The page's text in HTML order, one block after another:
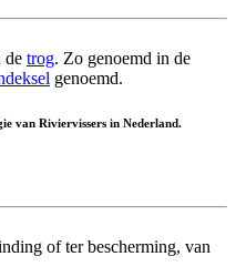
de trog. Zo genoemd in de
genoemd.
van Riviervissers in Nederland.
of ter bescherming, van